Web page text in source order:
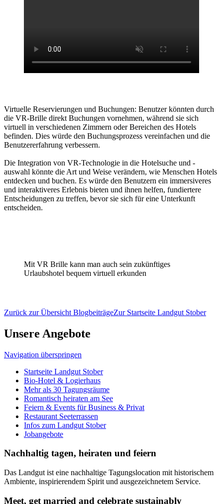
Virtuelle Reservierungen und Buchungen: Benutzer könnten durch
die VR-Brille direkt Buchungen vornehmen, während sie sich
virtuell in verschiedenen Zimmern oder Bereichen des Hotels
befinden. Dies würde den Buchungsprozess vereinfachen und die
Benutzererfahrung verbessern.
Die Integration von VR-Technologie in die Hotelsuche und -
auswahl könnte die Art und Weise verändern, wie Menschen Hotels
entdecken und buchen. Es würde den Benutzern ein immersiveres
und interaktiveres Erlebnis bieten und ihnen helfen, fundiertere
Entscheidungen zu treffen, bevor sie sich für eine Unterkunft
entscheiden.
Mit VR Brille kann man auch sein zukünftiges
Urlaubshotel bequem virtuell erkunden
Zurück zur Übersicht BlogbeiträgeZur Startseite Landgut Stober
Unsere Angebote
Navigation überspringen
Startseite Landgut Stober
Bio-Hotel & Logierhaus
Mehr als 30 Tagungsräume
Romantisch heiraten am See
Feiern & Events für Business & Privat
Restaurant Seeterrassen
Infos zum Landgut Stober
Jobangebote
Nachhaltig tagen, heiraten und feiern
Das Landgut ist eine nachhaltige Tagungslocation mit historischem
Ambiente, inspirierendem Spirit und ausgezeichnetem Service.
Meet, get married and celebrate sustainably